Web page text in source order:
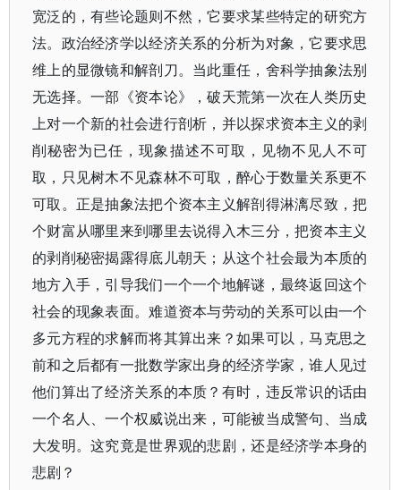
宽泛的，有些论题则不然，它要求某些特定的研究方
法。政治经济学以经济关系的分析为对象，它要求思
维上的显微镜和解剖刀。当此重任，舍科学抽象法别
无选择。一部《资本论》，破天荒第一次在人类历史
上对一个新的社会进行剖析，并以探求资本主义的剥
削秘密为已任，现象描述不可取，见物不见人不可
取，只见树木不见森林不可取，醉心于数量关系更不
可取。正是抽象法把个资本主义解剖得淋漓尽致，把
个财富从哪里来到哪里去说得入木三分，把资本主义
的剥削秘密揭露得底儿朝天；从这个社会最为本质的
地方入手，引导我们一个一个地解谜，最终返回这个
社会的现象表面。难道资本与劳动的关系可以由一个
多元方程的求解而将其算出来？如果可以，马克思之
前和之后都有一批数学家出身的经济学家，谁人见过
他们算出了经济关系的本质？有时，违反常识的话由
一个名人、一个权威说出来，可能被当成警句、当成
大发明。这究竟是世界观的悲剧，还是经济学本身的
悲剧？